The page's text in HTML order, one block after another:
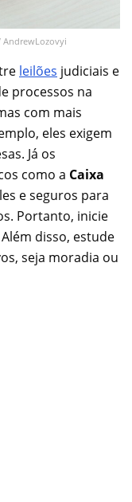
leilões judiciais e
processos na
com mais
eles exigem
Já os
como a Caixa
e seguros para
Portanto, inicie
disso, estude
seja moradia ou